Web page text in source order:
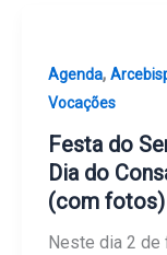
Agenda,
Vocações
Festa do
Dia do
(com fotos)
Neste dia 2